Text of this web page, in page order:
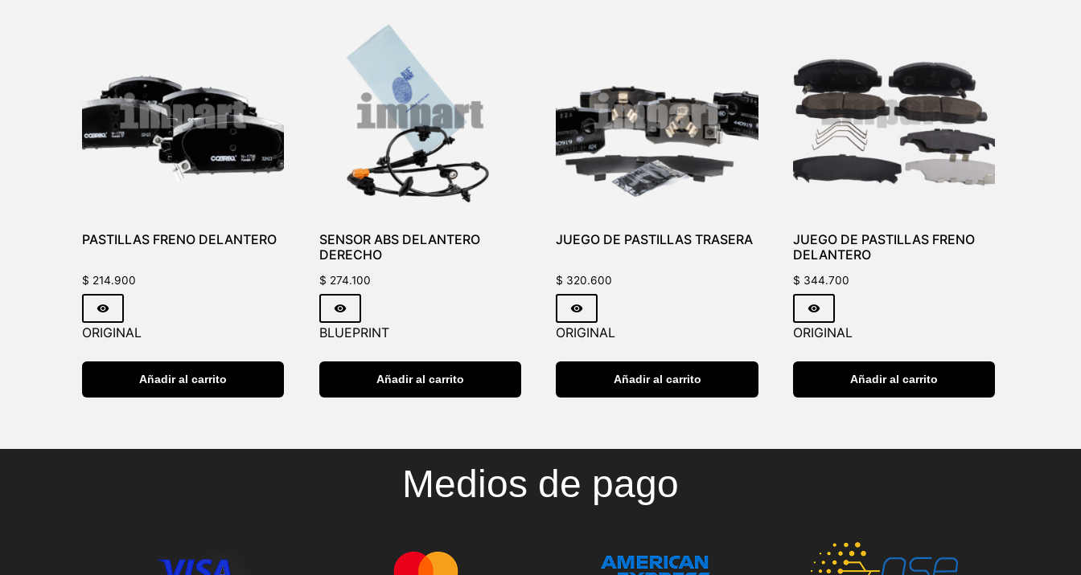
PASTILLAS FRENO DELANTERO
$ 214.900
ORIGINAL
Añadir al carrito
SENSOR ABS DELANTERO
DERECHO
$ 274.100
BLUEPRINT
Añadir al carrito
JUEGO DE PASTILLAS TRASERA
$ 320.600
ORIGINAL
Añadir al carrito
JUEGO DE PASTILLAS FRENO
DELANTERO
$ 344.700
ORIGINAL
Añadir al carrito
Medios de pago